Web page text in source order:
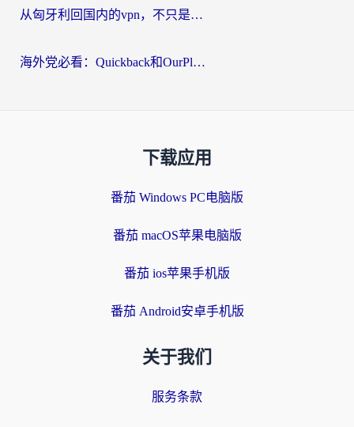
从匈牙利回国内的vpn，不只是为了刷剧那么简单
海外党必看：Quickback和OurPlay好用吗？3分钟选对回国加速器，无缝刷剧玩游戏
下载应用
番茄 Windows PC电脑版
番茄 macOS苹果电脑版
番茄 ios苹果手机版
番茄 Android安卓手机版
关于我们
服务条款